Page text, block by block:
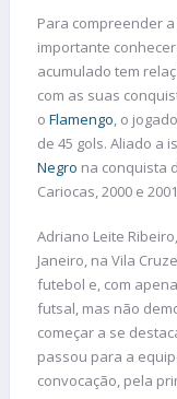
Para compreender
importante
acumulado tem
com as suas
o Flamengo, o
de 45 gols. Aliado a
Negro na conquista
Cariocas, 2000 e
Adriano Leite
Janeiro, na Vila
futebol e, com
futsal, mas não
começar a se
passou para a
convocação, pela